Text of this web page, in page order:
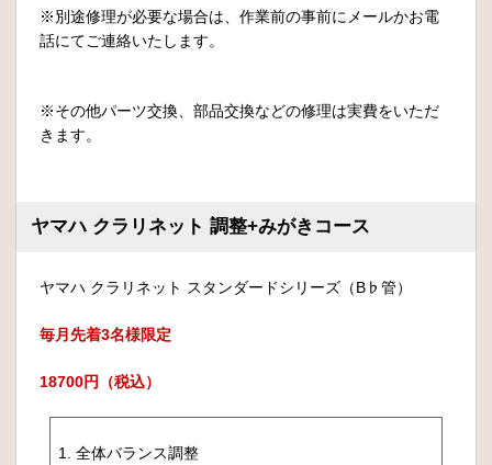
※別途修理が必要な場合は、作業前の事前にメールかお電
話にてご連絡いたします。
※その他パーツ交換、部品交換などの修理は実費をいただ
きます。
ヤマハ クラリネット 調整+みがきコース
ヤマハ クラリネット スタンダードシリーズ（B♭管）
毎月先着3名様限定
18700円（税込）
1. 全体バランス調整